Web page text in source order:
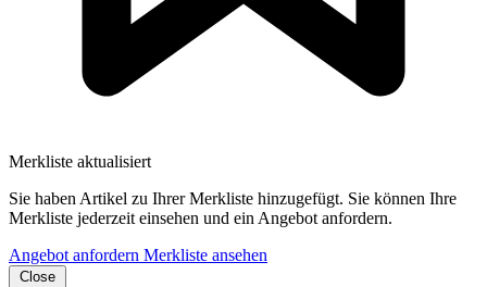
Merkliste aktualisiert
Sie haben Artikel zu Ihrer Merkliste hinzugefügt. Sie können Ihre
Merkliste jederzeit einsehen und ein Angebot anfordern.
Angebot anfordern Merkliste ansehen
Close